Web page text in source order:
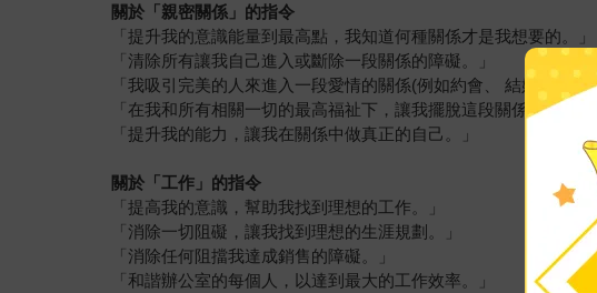
關於「親密關係」的指令
「提升我的意識能量到最高點，我知道何種關係才是我想要的。」
「清除所有讓我自己進入或斷除一段關係的障礙。」
「我吸引完美的人來進入一段愛情的關係(例如約會、 結婚等)。」
「在我和所有相關一切的最高福祉下，讓我擺脫這段關係。」
「提升我的能力，讓我在關係中做真正的自己。」
關於「工作」的指令
「提高我的意識，幫助我找到理想的工作。」
「消除一切阻礙，讓我找到理想的生涯規劃。」
「消除任何阻擋我達成銷售的障礙。」
「和諧辦公室的每個人，以達到最大的工作效率。」